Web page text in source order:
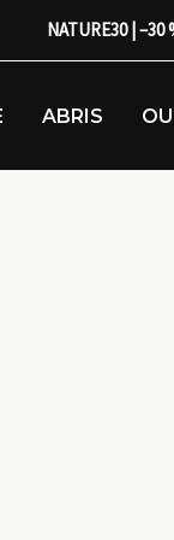
NATURE30 |
ABRIS